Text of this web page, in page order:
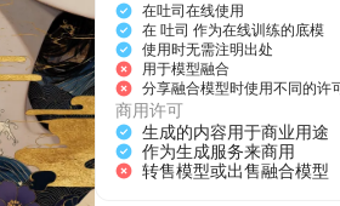
在吐司在线使用
在 吐司 作为在线训练的底模
使用时无需注明出处
用于模型融合
分享融合模型时使用不同的许
商用许可
生成的内容用于商业用途
作为生成服务来商用
转售模型或出售融合模型